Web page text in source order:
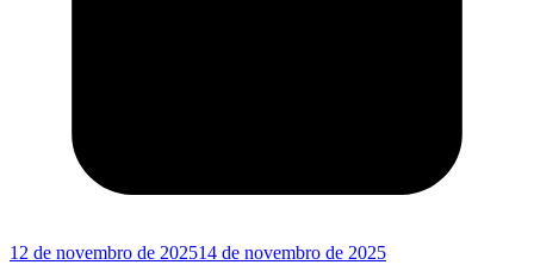
12 de novembro de 202514 de novembro de 2025